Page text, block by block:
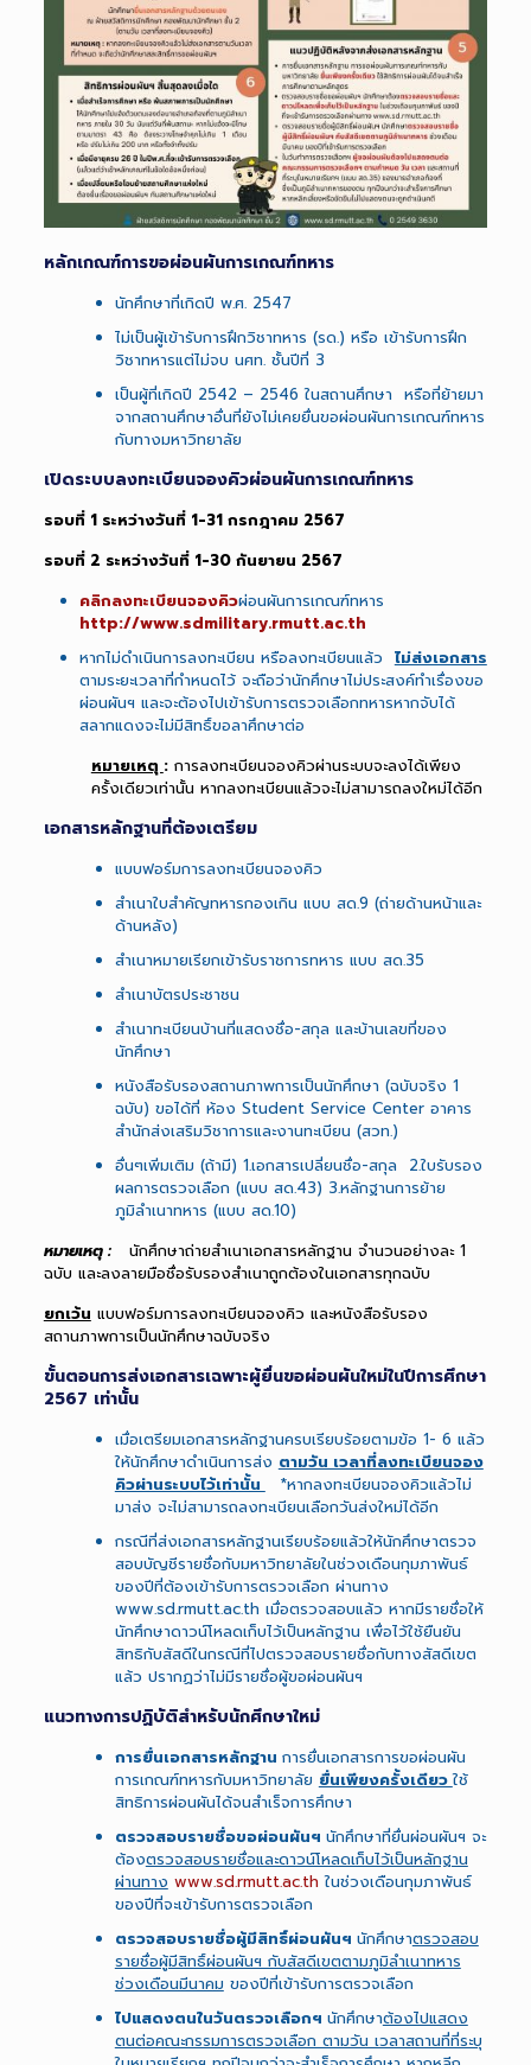
หลักเกณฑ์การขอผ่อนผันการเกณฑ์ทหาร
นักศึกษาที่เกิดปี พ.ศ. 2547
ไม่เป็นผู้เข้ารับการฝึกวิชาทหาร (รด.) หรือ เข้ารับการฝึก
วิชาทหารแต่ไม่จบ นศท. ชั้นปีที่ 3
เป็นผู้ที่เกิดปี 2542 – 2546 ในสถานศึกษา หรือที่ย้ายมา
จากสถานศึกษาอื่นที่ยังไม่เคยยื่นขอผ่อนผันการเกณฑ์ทหาร
กับทางมหาวิทยาลัย
เปิดระบบลงทะเบียนจองคิวผ่อนผันการเกณฑ์ทหาร
รอบที่ 1 ระหว่างวันที่ 1-31 กรกฎาคม 2567
รอบที่ 2 ระหว่างวันที่ 1-30 กันยายน 2567
คลิกลงทะเบียนจองคิวผ่อนผันการเกณฑ์ทหาร
http://www.sdmilitary.rmutt.ac.th
หากไม่ดำเนินการลงทะเบียน หรือลงทะเบียนแล้ว ไม่ส่งเอกสาร
ตามระยะเวลาที่กำหนดไว้ จะถือว่านักศึกษาไม่ประสงค์ทำเรื่องขอ
ผ่อนผันฯ และจะต้องไปเข้ารับการตรวจเลือกทหารหากจับได้
สลากแดงจะไม่มีสิทธิ์ขอลาศึกษาต่อ
หมายเหตุ :การลงทะเบียนจองคิวผ่านระบบจะลงได้เพียง
ครั้งเดียวเท่านั้น หากลงทะเบียนแล้วจะไม่สามารถลงใหม่ได้อีก
เอกสารหลักฐานที่ต้องเตรียม
แบบฟอร์มการลงทะเบียนจองคิว
สำเนาใบสำคัญทหารกองเกิน แบบ สด.9 (ถ่ายด้านหน้าและ
ด้านหลัง)
สำเนาหมายเรียกเข้ารับราชการทหาร แบบ สด.35
สำเนาบัตรประชาชน
สำเนาทะเบียนบ้านที่แสดงชื่อ-สกุล และบ้านเลขที่ของ
นักศึกษา
หนังสือรับรองสถานภาพการเป็นนักศึกษา (ฉบับจริง 1
ฉบับ) ขอได้ที่ ห้อง Student Service Center อาคาร
สำนักส่งเสริมวิชาการและงานทะเบียน (สวท.)
อื่นๆเพิ่มเติม (ถ้ามี) 1.เอกสารเปลี่ยนชื่อ-สกุล 2.ใบรับรอง
ผลการตรวจเลือก (แบบ สด.43) 3.หลักฐานการย้าย
ภูมิลำเนาทหาร (แบบ สด.10)
หมายเหตุ :นักศึกษาถ่ายสำเนาเอกสารหลักฐาน จำนวนอย่างละ 1
ฉบับ และลงลายมือชื่อรับรองสำเนาถูกต้องในเอกสารทุกฉบับ
ยกเว้น แบบฟอร์มการลงทะเบียนจองคิว และหนังสือรับรอง
สถานภาพการเป็นนักศึกษาฉบับจริง
ขั้นตอนการส่งเอกสารเฉพาะผู้ยื่นขอผ่อนผันใหม่ในปีการศึกษา
2567 เท่านั้น
เมื่อเตรียมเอกสารหลักฐานครบเรียบร้อยตามข้อ 1- 6 แล้ว
ให้นักศึกษาดำเนินการส่ง ตามวัน เวลาที่ลงทะเบียนจอง
คิวผ่านระบบไว้เท่านั้น
*หากลงทะเบียนจองคิวแล้วไม่
มาส่ง จะไม่สามารถลงทะเบียนเลือกวันส่งใหม่ได้อีก
กรณีที่ส่งเอกสารหลักฐานเรียบร้อยแล้วให้นักศึกษาตรวจ
สอบบัญชีรายชื่อกับมหาวิทยาลัยในช่วงเดือนกุมภาพันธ์
ของปีที่ต้องเข้ารับการตรวจเลือก ผ่านทาง
www.sd.rmutt.ac.th เมื่อตรวจสอบแล้ว หากมีรายชื่อให้
นักศึกษาดาวน์โหลดเก็บไว้เป็นหลักฐาน เพื่อไว้ใช้ยืนยัน
สิทธิกับสัสดีในกรณีที่ไปตรวจสอบรายชื่อกับทางสัสดีเขต
แล้ว ปรากฏว่าไม่มีรายชื่อผู้ขอผ่อนผันฯ
แนวทางการปฏิบัติสำหรับนักศึกษาใหม่
การยื่นเอกสารหลักฐาน การยื่นเอกสารการขอผ่อนผัน
การเกณฑ์ทหารกับมหาวิทยาลัย ยื่นเพียงครั้งเดียวใช้
สิทธิการผ่อนผันได้จนสำเร็จการศึกษา
ตรวจสอบรายชื่อขอผ่อนผันฯ นักศึกษาที่ยื่นผ่อนผันฯ จะ
ต้องตรวจสอบรายชื่อและดาวน์โหลดเก็บไว้เป็นหลักฐาน
ผ่านทาง www.sd.rmutt.ac.th ในช่วงเดือนกุมภาพันธ์
ของปีที่จะเข้ารับการตรวจเลือก
ตรวจสอบรายชื่อผู้มีสิทธิ์ผ่อนผันฯ นักศึกษาตรวจสอบ
รายชื่อผู้มีสิทธิ์ผ่อนผันฯ กับสัสดีเขตตามภูมิลำเนาทหาร
ช่วงเดือนมีนาคม ของปีที่เข้ารับการตรวจเลือก
ไปแสดงตนในวันตรวจเลือกฯ นักศึกษาต้องไปแสดง
ตนต่อคณะกรรมการตรวจเลือก ตามวัน เวลาสถานที่ที่ระบุ